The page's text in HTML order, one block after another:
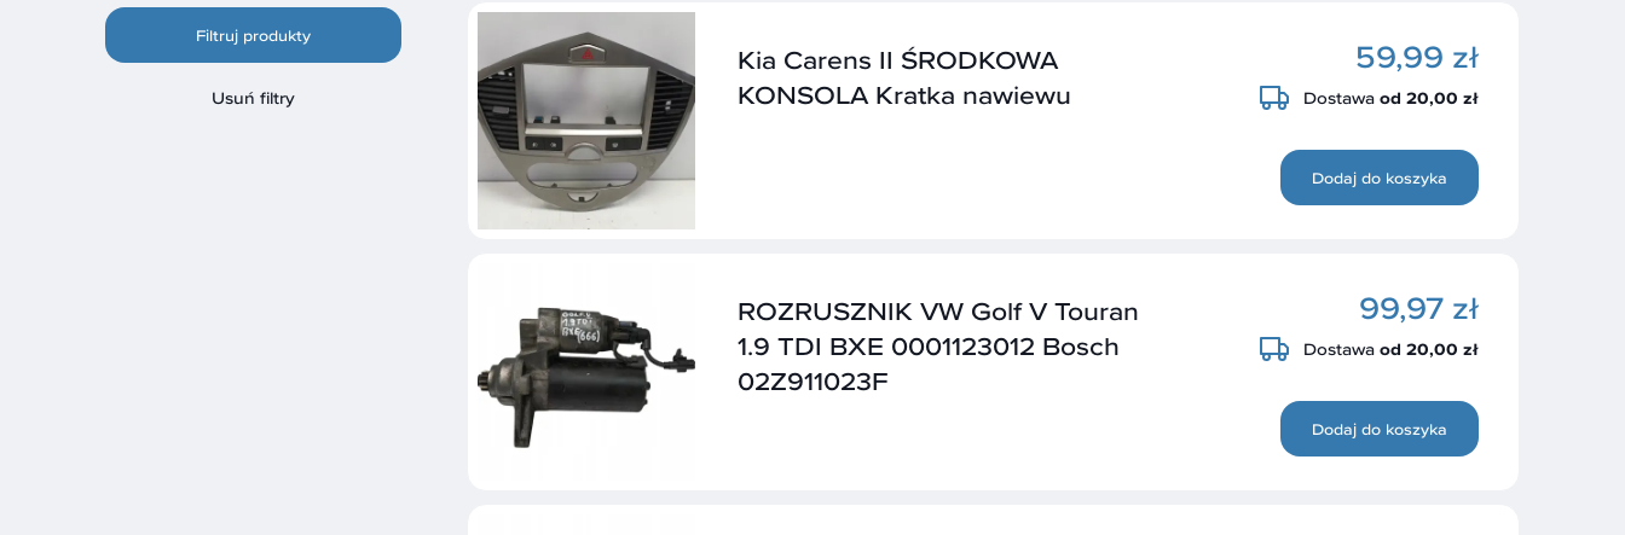
Kia Carens II ŚRODKOWA
KONSOLA Kratka nawiewu
59,99 zł
Dostawa od 20,00 zł
Dodaj do koszyka
ROZRUSZNIK VW Golf V Touran
1.9 TDI BXE 0001123012 Bosch
02Z911023F
99,97 zł
Dostawa od 20,00 zł
Dodaj do koszyka
Filtruj produkty
Usuń filtry